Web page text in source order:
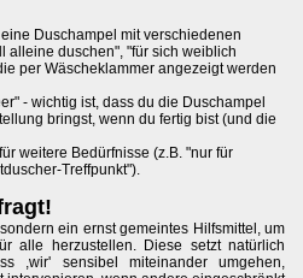
Duschampel mit verschiedenen
alleine duschen", "für sich weiblich
per Wäscheklammer angezeigt werden
- wichtig ist, dass du die Duschampel
bringst, wenn du fertig bist (und die
weitere Bedürfnisse (z.B. "nur für
Treffpunkt").
ein ernst gemeintes Hilfsmittel, um
alle herzustellen. Diese setzt natürlich
,wir' sensibel miteinander umgehen,